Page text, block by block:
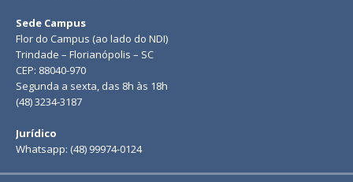
Sede Campus
Flor do Campus (ao lado do NDI)
Trindade – Florianópolis – SC
CEP: 88040-970
Segunda a sexta, das 8h às 18h
(48) 3234-3187
Jurídico
Whatsapp: (48) 99974-0124